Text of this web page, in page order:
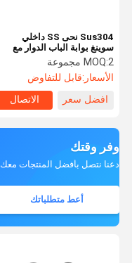
Sus304 نحى SS داخلي
سوينغ بوابة الباب الدوار مع
قارئ بطاقة تصنيف IP42
MOQ:2 مجموعة
الأسعار:قابل للتفاوض
افضل سعر
الاتصال
وفر وقتك
دعنا نتصل بأفضل المنتجات معك.
أعط متطلباتك